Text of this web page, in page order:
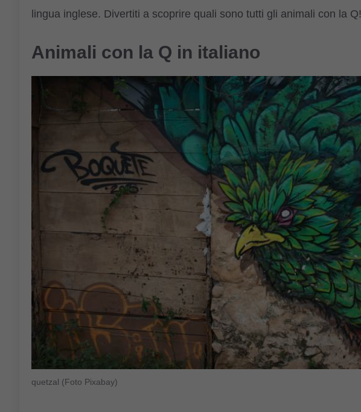
lingua inglese. Divertiti a scoprire quali sono tutti gli animali con la Q!
Animali con la Q in italiano
quetzal (Foto Pixabay)